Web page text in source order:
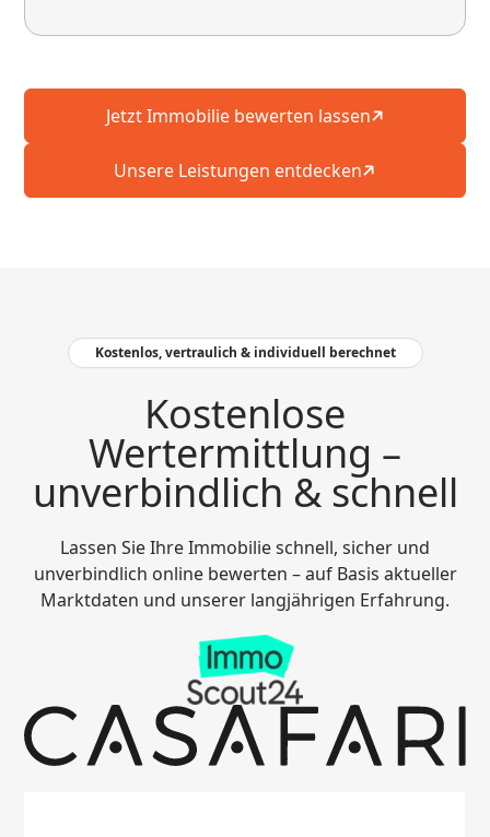
kümmert sich stets zügig und zuverlässig um
alle Anliegen, ist gut erreichbar und überzeugt
Zusammenarbeit verläuft bisher durchweg
Jetzt Immobilie bewerten lassen
Unsere Leistungen entdecken
Kostenlos, vertraulich & individuell berechnet
Kostenlose
Wertermittlung –
unverbindlich & schnell
Lassen Sie Ihre Immobilie schnell, sicher und
unverbindlich online bewerten – auf Basis aktueller
Marktdaten und unserer langjährigen Erfahrung.